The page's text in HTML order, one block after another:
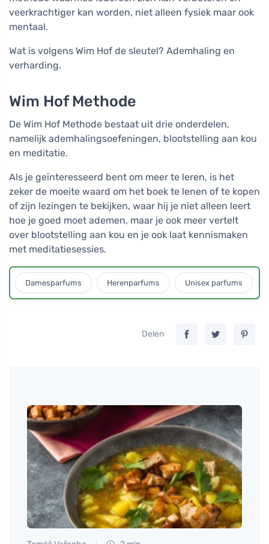
veerkrachtiger kan worden, niet alleen fysiek maar ook
mentaal.
Wat is volgens Wim Hof de sleutel? Ademhaling en
verharding.
Wim Hof Methode
De Wim Hof Methode bestaat uit drie onderdelen,
namelijk ademhalingsoefeningen, blootstelling aan kou
en meditatie.
Als je geïnteresseerd bent om meer te leren, is het
zeker de moeite waard om het boek te lenen of te kopen
of zijn lezingen te bekijken, waar hij je niet alleen leert
hoe je goed moet ademen, maar je ook meer vertelt
over blootstelling aan kou en je ook laat kennismaken
met meditatiesessies.
Damesparfums Herenparfums Unisex parfums
Delen